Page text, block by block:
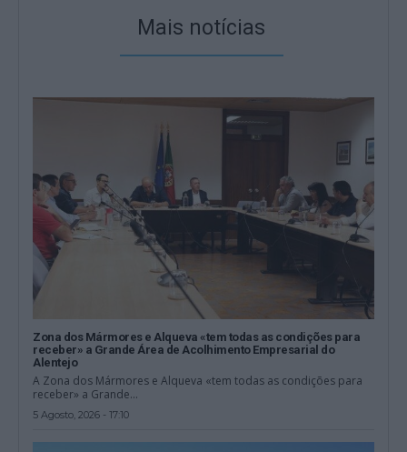
Mais notícias
Zona dos Mármores e Alqueva «tem todas as condições para
receber» a Grande Área de Acolhimento Empresarial do
Alentejo
A Zona dos Mármores e Alqueva «tem todas as condições para
receber» a Grande...
5 Agosto, 2026 - 17:10